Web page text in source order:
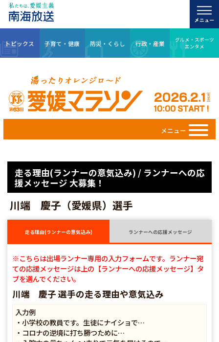
トピックス 子育て・健康 防災・くらし 行政・産業
グルメ・スポーツ
エンタメ
メニュー
走る理由(ランナーの意気込み) / ランナーへの応
援メッセージ 大募集！
川端 慶子（愛媛県）選手
走る理由(ランナーの意気込み) ランナーへの応援メッセージ
※こちらは出場ランナー専用の入力フォームです。ランナー宛
ての応援メッセージは上の【ランナーへの応援メッセージ】タ
ブを選んでください。
川端 慶子 選手の走る理由や意気込み
入力例
・小学校の教員です。生徒にナイショで…
・コロナの逆境に打ち勝つために…